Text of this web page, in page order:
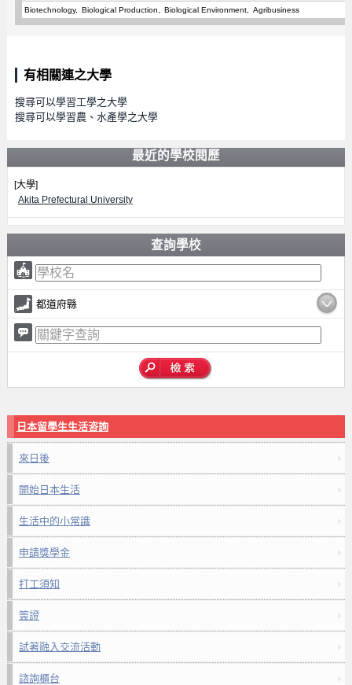
Biotechnology Biological Production Biological Environment Agribusiness
有相關連之大學
搜尋可以學習工學之大學
搜尋可以學習農、水產學之大學
最近的學校閱歷
[大學]
Akita Prefectural University
查詢學校
都道府縣
日本留學生生活咨詢
來日後
開始日本生活
生活中的小常識
申請獎學金
打工須知
簽證
試著融入交流活動
諮詢櫃台